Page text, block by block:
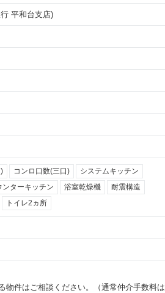
平和台支店)
コンロ口数(三口) システムキッチン
ンターキッチン 浴室乾燥機 耐震構造
トイレ2ヵ所
物件はご相談ください。（通常仲介手数料は